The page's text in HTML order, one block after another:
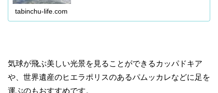
tabinchu-life.com
気球が飛ぶ美しい光景を見ることができるカッパドキア
や、世界遺産のヒエラポリスのあるパムッカレなどに足を
運ぶのもおすすめです。